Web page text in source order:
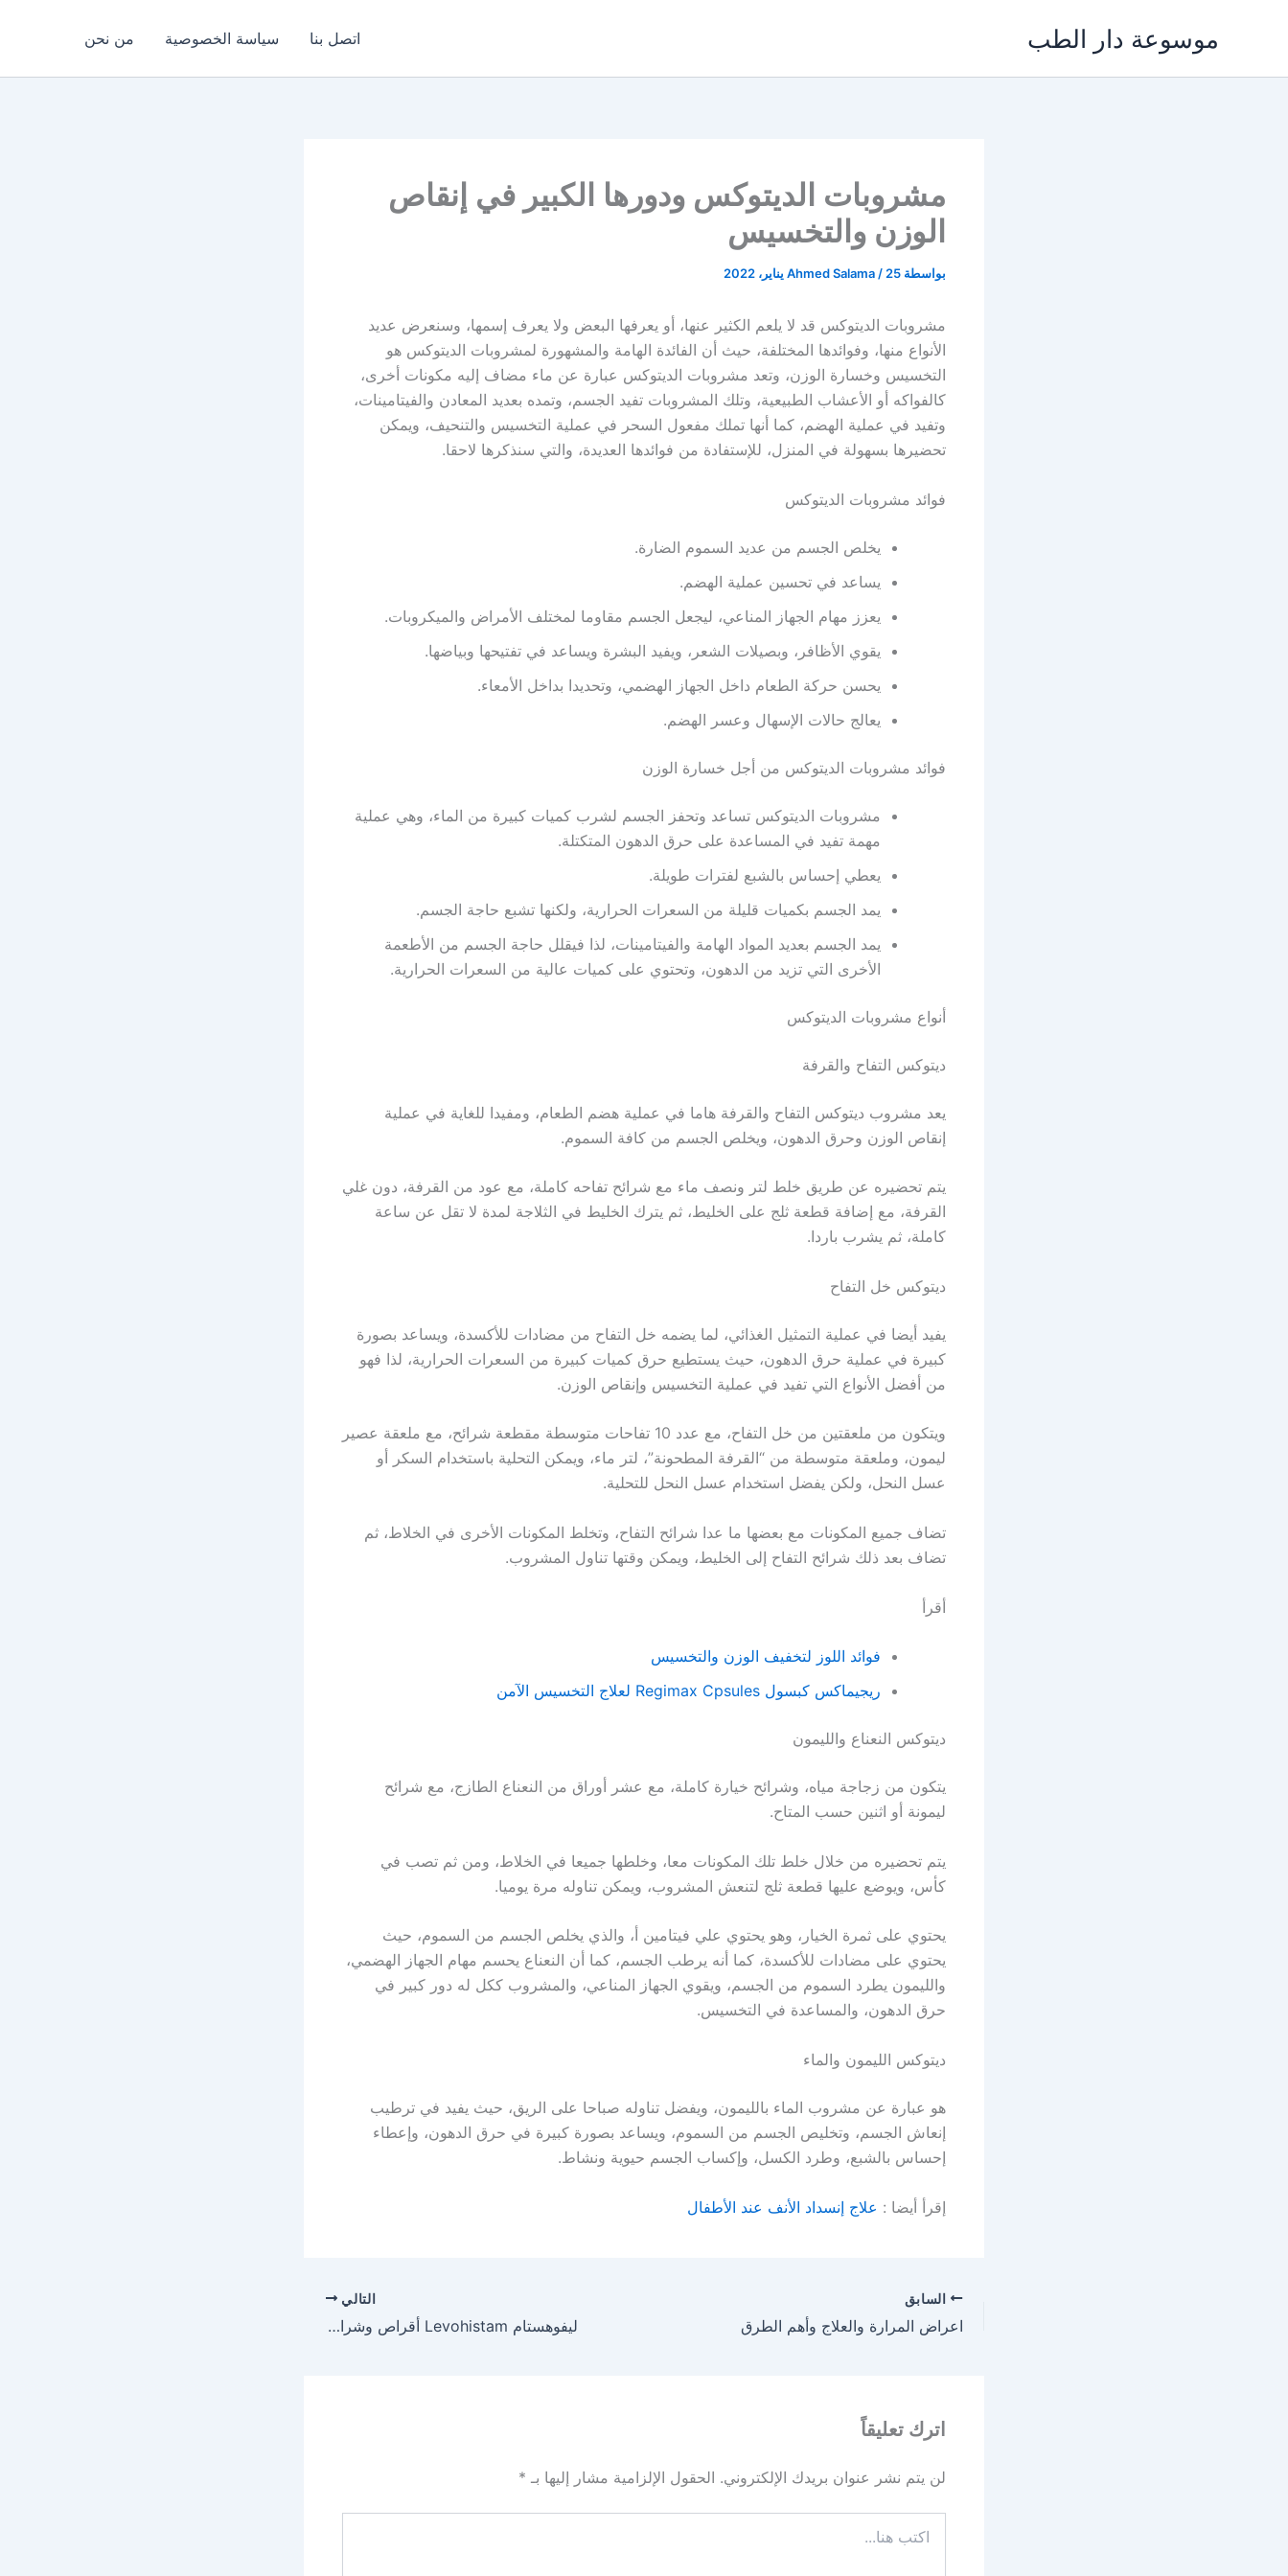
موسوعة دار الطب اتصل بنا سياسة الخصوصية من نحن
مشروبات الديتوكس ودورها الكبير في إنقاص
الوزن والتخسيس
بواسطة Ahmed Salama / 25 يناير، 2022
مشروبات الديتوكس قد لا يلعم الكثير عنها، أو يعرفها البعض ولا يعرف إسمها، وسنعرض عديد
الأنواع منها، وفوائدها المختلفة، حيث أن الفائدة الهامة والمشهورة لمشروبات الديتوكس هو
التخسيس وخسارة الوزن، وتعد مشروبات الديتوكس عبارة عن ماء مضاف إليه مكونات أخرى،
كالفواكه أو الأعشاب الطبيعية، وتلك المشروبات تفيد الجسم، وتمده بعديد المعادن والفيتامينات،
وتفيد في عملية الهضم، كما أنها تملك مفعول السحر في عملية التخسيس والتنحيف، ويمكن
تحضيرها بسهولة في المنزل، للإستفادة من فوائدها العديدة، والتي سنذكرها لاحقا.
فوائد مشروبات الديتوكس
يخلص الجسم من عديد السموم الضارة.
يساعد في تحسين عملية الهضم.
يعزز مهام الجهاز المناعي، ليجعل الجسم مقاوما لمختلف الأمراض والميكروبات.
يقوي الأظافر، وبصيلات الشعر، ويفيد البشرة ويساعد في تفتيحها وبياضها.
يحسن حركة الطعام داخل الجهاز الهضمي، وتحديدا بداخل الأمعاء.
يعالج حالات الإسهال وعسر الهضم.
فوائد مشروبات الديتوكس من أجل خسارة الوزن
مشروبات الديتوكس تساعد وتحفز الجسم لشرب كميات كبيرة من الماء، وهي عملية
مهمة تفيد في المساعدة على حرق الدهون المتكتلة.
يعطي إحساس بالشبع لفترات طويلة.
يمد الجسم بكميات قليلة من السعرات الحرارية، ولكنها تشبع حاجة الجسم.
يمد الجسم بعديد المواد الهامة والفيتامينات، لذا فيقلل حاجة الجسم من الأطعمة
الأخرى التي تزيد من الدهون، وتحتوي على كميات عالية من السعرات الحرارية.
أنواع مشروبات الديتوكس
ديتوكس التفاح والقرفة
يعد مشروب ديتوكس التفاح والقرفة هاما في عملية هضم الطعام، ومفيدا للغاية في عملية
إنقاص الوزن وحرق الدهون، ويخلص الجسم من كافة السموم.
يتم تحضيره عن طريق خلط لتر ونصف ماء مع شرائح تفاحه كاملة، مع عود من القرفة، دون غلي
القرفة، مع إضافة قطعة ثلج على الخليط، ثم يترك الخليط في الثلاجة لمدة لا تقل عن ساعة
كاملة، ثم يشرب باردا.
ديتوكس خل التفاح
يفيد أيضا في عملية التمثيل الغذائي، لما يضمه خل التفاح من مضادات للأكسدة، ويساعد بصورة
كبيرة في عملية حرق الدهون، حيث يستطيع حرق كميات كبيرة من السعرات الحرارية، لذا فهو
من أفضل الأنواع التي تفيد في عملية التخسيس وإنقاص الوزن.
ويتكون من ملعقتين من خل التفاح، مع عدد 10 تفاحات متوسطة مقطعة شرائح، مع ملعقة عصير
ليمون، وملعقة متوسطة من “القرفة المطحونة”، لتر ماء، ويمكن التحلية باستخدام السكر أو
عسل النحل، ولكن يفضل استخدام عسل النحل للتحلية.
تضاف جميع المكونات مع بعضها ما عدا شرائح التفاح، وتخلط المكونات الأخرى في الخلاط، ثم
تضاف بعد ذلك شرائح التفاح إلى الخليط، ويمكن وقتها تناول المشروب.
أقرأ
فوائد اللوز لتخفيف الوزن والتخسيس
ريجيماكس كبسول Regimax Cpsules لعلاج التخسيس الآمن
ديتوكس النعناع والليمون
يتكون من زجاجة مياه، وشرائح خيارة كاملة، مع عشر أوراق من النعناع الطازج، مع شرائح
ليمونة أو اثنين حسب المتاح.
يتم تحضيره من خلال خلط تلك المكونات معا، وخلطها جميعا في الخلاط، ومن ثم تصب في
كأس، ويوضع عليها قطعة ثلج لتنعش المشروب، ويمكن تناوله مرة يوميا.
يحتوي على ثمرة الخيار، وهو يحتوي علي فيتامين أ، والذي يخلص الجسم من السموم، حيث
يحتوي على مضادات للأكسدة، كما أنه يرطب الجسم، كما أن النعناع يحسم مهام الجهاز الهضمي،
والليمون يطرد السموم من الجسم، ويقوي الجهاز المناعي، والمشروب ككل له دور كبير في
حرق الدهون، والمساعدة في التخسيس.
ديتوكس الليمون والماء
هو عبارة عن مشروب الماء بالليمون، ويفضل تناوله صباحا على الريق، حيث يفيد في ترطيب
إنعاش الجسم، وتخليص الجسم من السموم، ويساعد بصورة كبيرة في حرق الدهون، وإعطاء
إحساس بالشبع، وطرد الكسل، وإكساب الجسم حيوية ونشاط.
إقرأ أيضا : علاج إنسداد الأنف عند الأطفال
السابق
اعراض المرارة والعلاج وأهم الطرق
التالي
ليفوهستام Levohistam أقراص وشراب لعلاج حساسية الأنف والجرعة المسموح بها
اترك تعليقاً
لن يتم نشر عنوان بريدك الإلكتروني. الحقول الإلزامية مشار إليها بـ *
هنا...